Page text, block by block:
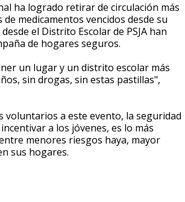
ha logrado retirar de circulación más
de medicamentos vencidos desde su
el Distrito Escolar de PSJA han
de hogares seguros.
un lugar y un distrito escolar más
sin drogas, sin estas pastillas",
voluntarios a este evento, la seguridad
a los jóvenes, es lo más
menores riesgos haya, mayor
sus hogares.